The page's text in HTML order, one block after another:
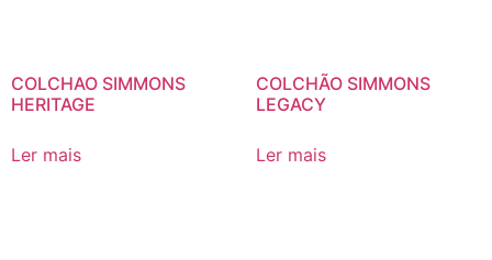
COLCHAO SIMMONS
HERITAGE
Ler mais
COLCHÃO SIMMONS
LEGACY
Ler mais